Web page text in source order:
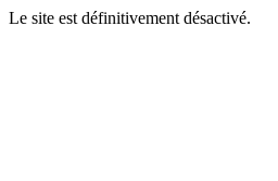
Le site est définitivement désactivé.